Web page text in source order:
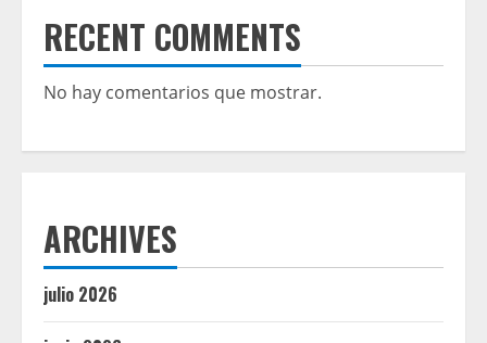
RECENT COMMENTS
No hay comentarios que mostrar.
ARCHIVES
julio 2026